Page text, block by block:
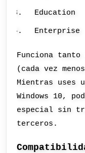
Education
Enterprise
Funciona
(cada vez
Mientras uses
Windows 10,
especial sin
terceros.